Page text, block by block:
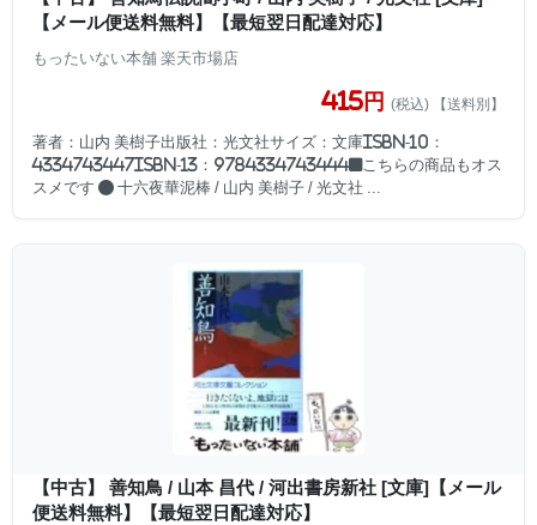
【メール便送料無料】【最短翌日配達対応】
もったいない本舗 楽天市場店
415円 (税込) 【送料別】
著者：山内 美樹子出版社：光文社サイズ：文庫ISBN-10：
4334743447ISBN-13：9784334743444■こちらの商品もオス
スメです ● 十六夜華泥棒 / 山内 美樹子 / 光文社 ...
【中古】 善知鳥 / 山本 昌代 / 河出書房新社 [文庫]【メール
便送料無料】【最短翌日配達対応】